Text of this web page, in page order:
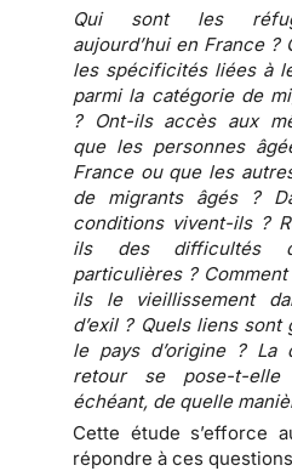
Qui sont les
aujourd’hui en France ?
les spécificités liées à
parmi la catégorie de
? Ont-ils accès aux
que les personnes
France ou que les
de migrants âgés ?
conditions vivent-ils ?
ils des difficultés
particulières ?
ils le vieillissement
d’exil ? Quels liens sont
le pays d’origine ? La
retour se pose-t-
échéant, de quelle
Cette étude s’efforce
répondre à ces